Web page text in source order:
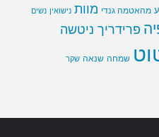
מהאטמה גנדי מוות נישואין נשים
פרידריך ניטשה
שמחה שנאה שקר